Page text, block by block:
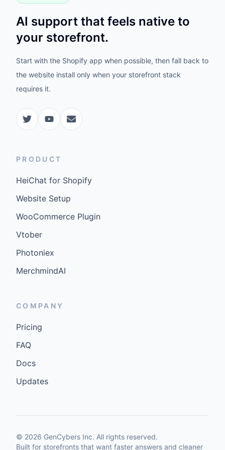
AI support that feels native to
your storefront.
Start with the Shopify app when possible, then fall back to
the website install only when your storefront stack
requires it.
PRODUCT
HeiChat for Shopify
Website Setup
WooCommerce Plugin
Vtober
Photoniex
MerchmindAI
COMPANY
Pricing
FAQ
Docs
Updates
© 2026 GenCybers Inc. All rights reserved.
Built for storefronts that want faster answers and cleaner